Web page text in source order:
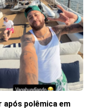
polêmica em